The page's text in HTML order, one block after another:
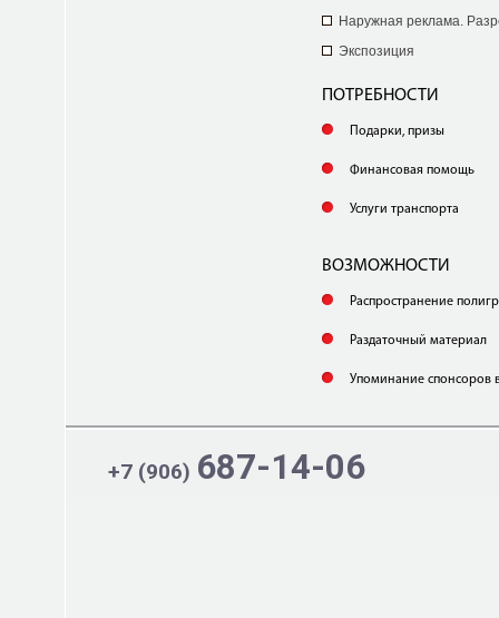
Наружная реклама.
Экспозиция
ПОТРЕБНОСТИ
Подарки, призы
Финансовая помощь
Услуги транспорта
ВОЗМОЖНОСТИ
Распространение
Раздаточный материал
Упоминание спонсоров
+7 (906) 687-14-06